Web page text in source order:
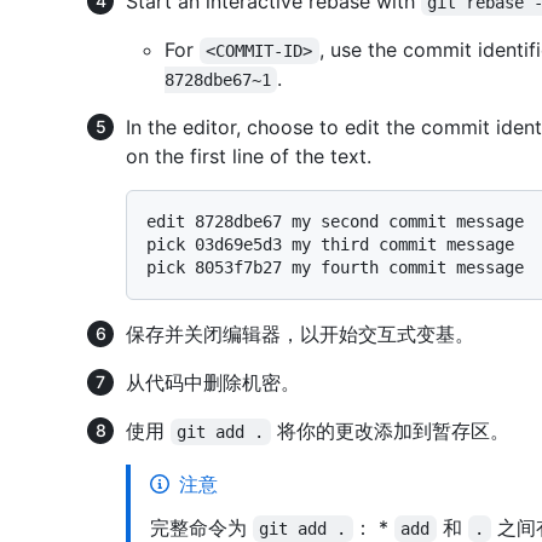
For <COMMIT-ID> , use the commit
8728dbe67~1 .
In the editor, choose to edit the commit
on the first line of the text.
edit 8728dbe67 my second commit message
pick 03d69e5d3 my third commit message
保存并关闭编辑器，以开始交互式变基。
从代码中删除机密。
使用
git add . 将你的更改添加到暂存区。
注意
完整命令为
git add . ： * add 和 . 之间